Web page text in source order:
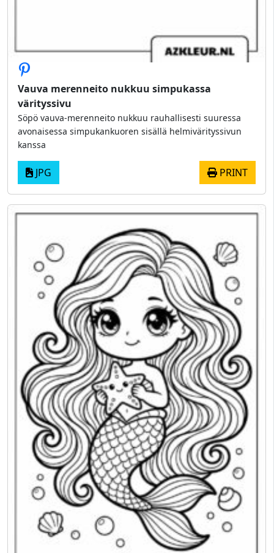
Vauva merenneito nukkuu simpukassa
värityssivu
Söpö vauva-merenneito nukkuu rauhallisesti suuressa
avonaisessa simpukankuoren sisällä helmivärityssivun
kanssa
JPG PRINT